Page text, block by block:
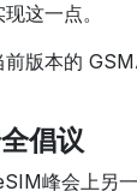
这一点。
前版本的
倡议
峰会上另